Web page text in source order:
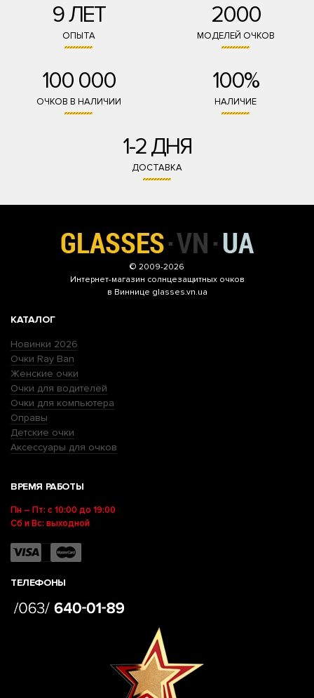
9 ЛЕТ
ОПЫТА
2000
МОДЕЛЕЙ ОЧКОВ
100 000
ОЧКОВ В НАЛИЧИИ
100%
НАЛИЧИЕ
1-2 ДНЯ
ДОСТАВКА
© 2009-2026
Интернет-магазин солнцезащитных очков
в Виннице glasses.vn.ua
КАТАЛОГ
Новинки 2026
Очки Ray Ban
Женские очки
Очки для водителей
Очки для компьютера
Оправы
Детские очки
Аксессуары для очков
ВРЕМЯ РАБОТЫ
Пн – Пт: с 10:00 до 19:00
Сб и Вс: выходной
ТЕЛЕФОНЫ